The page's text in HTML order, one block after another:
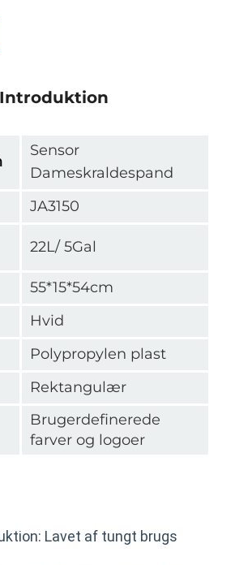
Introduktion
Sensor
Dameskraldespand
JA3150
22L/ 5Gal
55*15*54cm
Hvid
Polypropylen plast
Rektangulær
Brugerdefinerede
farver og logoer
Lavet af tungt brugs